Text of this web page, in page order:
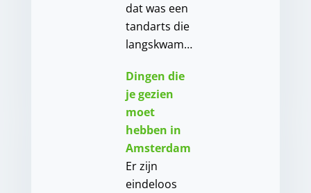
dat was een
tandarts die
langskwam…
Dingen die
je gezien
moet
hebben in
Amsterdam
Er zijn
eindeloos